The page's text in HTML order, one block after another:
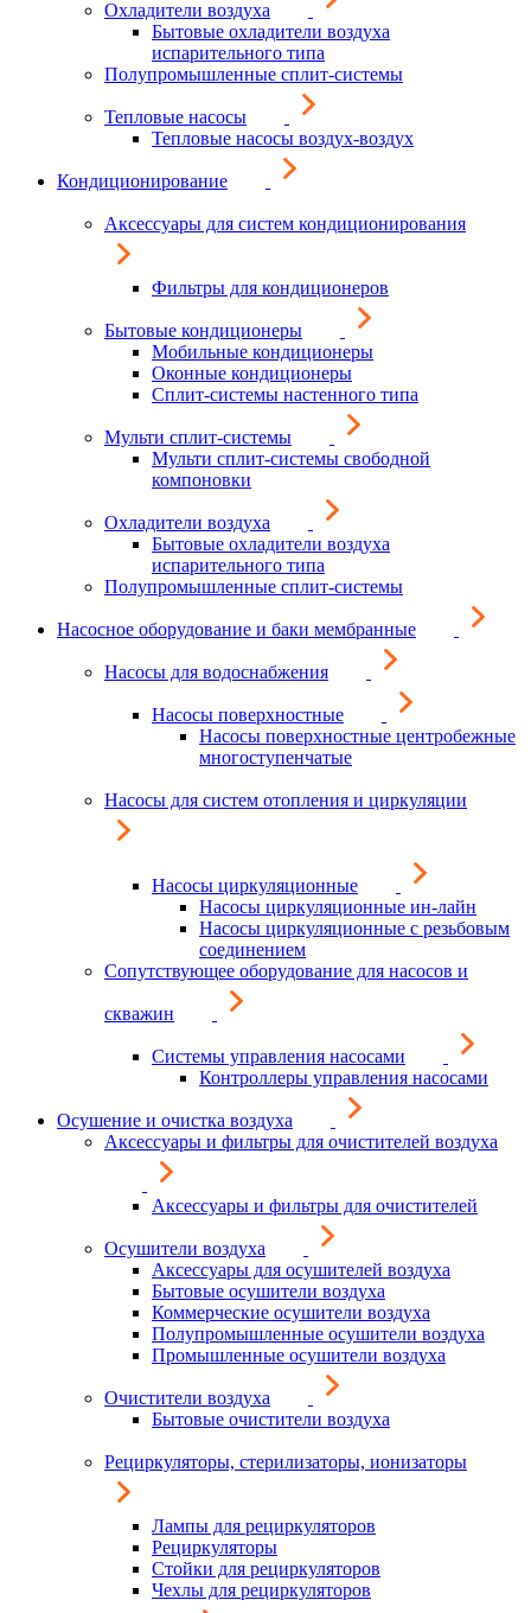
Охладители воздуха
Бытовые охладители воздуха
испарительного типа
Полупромышленные сплит-системы
Тепловые насосы
Тепловые насосы воздух-воздух
Кондиционирование
Аксессуары для систем кондиционирования
Фильтры для кондиционеров
Бытовые кондиционеры
Мобильные кондиционеры
Оконные кондиционеры
Сплит-системы настенного типа
Мульти сплит-системы
Мульти сплит-системы свободной
компоновки
Охладители воздуха
Бытовые охладители воздуха
испарительного типа
Полупромышленные сплит-системы
Насосное оборудование и баки мембранные
Насосы для водоснабжения
Насосы поверхностные
Насосы поверхностные центробежные
многоступенчатые
Насосы для систем отопления и циркуляции
Насосы циркуляционные
Насосы циркуляционные ин-лайн
Насосы циркуляционные с резьбовым
соединением
Сопутствующее оборудование для насосов и
скважин
Системы управления насосами
Контроллеры управления насосами
Осушение и очистка воздуха
Аксессуары и фильтры для очистителей воздуха
Аксессуары и фильтры для очистителей
Осушители воздуха
Аксессуары для осушителей воздуха
Бытовые осушители воздуха
Коммерческие осушители воздуха
Полупромышленные осушители воздуха
Промышленные осушители воздуха
Очистители воздуха
Бытовые очистители воздуха
Рециркуляторы, стерилизаторы, ионизаторы
Лампы для рециркуляторов
Рециркуляторы
Стойки для рециркуляторов
Чехлы для рециркуляторов